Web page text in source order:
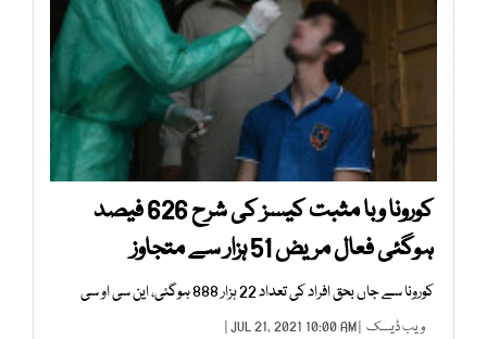
کورونا وبا مثبت کیسز کی شرح 626 فیصد
ہوگئی فعال مریض 51 ہزار سے متجاوز
کورونا سے جاں بحق افراد کی تعداد 22 ہزار 888 ہوگئی، این سی او سی
ویب ڈیسک | JUL 21, 2021 10:00 AM |